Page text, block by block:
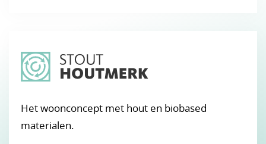
Het woonconcept met hout en biobased
materialen.